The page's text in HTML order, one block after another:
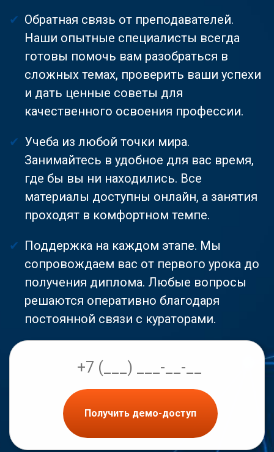
Обратная связь от преподавателей.
Наши опытные специалисты всегда
готовы помочь вам разобраться в
сложных темах, проверить ваши успехи
и дать ценные советы для
качественного освоения профессии.
Учеба из любой точки мира.
Занимайтесь в удобное для вас время,
где бы вы ни находились. Все
материалы доступны онлайн, а занятия
проходят в комфортном темпе.
Поддержка на каждом этапе. Мы
сопровождаем вас от первого урока до
получения диплома. Любые вопросы
решаются оперативно благодаря
постоянной связи с кураторами.
Получить демо-доступ